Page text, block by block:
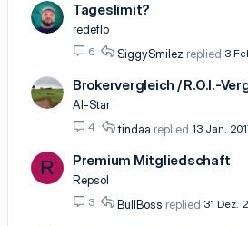
Tageslimit?
redeflo
6 3
SiggySmilez
Brokervergleich / R.O.I.-
Al-Star
4 13 Jan.
tindaa
R Premium Mitgliedschaft
Repsol
3 31 Dez.
BullBoss